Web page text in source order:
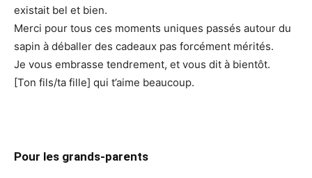
existait bel et bien.
Merci pour tous ces moments uniques passés autour du
sapin à déballer des cadeaux pas forcément mérités.
Je vous embrasse tendrement, et vous dit à bientôt.
[Ton fils/ta fille] qui t’aime beaucoup.
Pour les grands-parents